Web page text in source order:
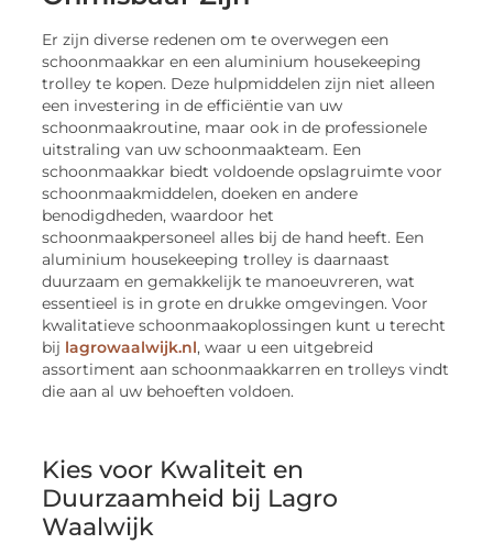
Er zijn diverse redenen om te overwegen een
schoonmaakkar en een aluminium housekeeping
trolley te kopen. Deze hulpmiddelen zijn niet alleen
een investering in de efficiëntie van uw
schoonmaakroutine, maar ook in de professionele
uitstraling van uw schoonmaakteam. Een
schoonmaakkar biedt voldoende opslagruimte voor
schoonmaakmiddelen, doeken en andere
benodigdheden, waardoor het
schoonmaakpersoneel alles bij de hand heeft. Een
aluminium housekeeping trolley is daarnaast
duurzaam en gemakkelijk te manoeuvreren, wat
essentieel is in grote en drukke omgevingen. Voor
kwalitatieve schoonmaakoplossingen kunt u terecht
bij lagrowaalwijk.nl, waar u een uitgebreid
assortiment aan schoonmaakkarren en trolleys vindt
die aan al uw behoeften voldoen.
Kies voor Kwaliteit en
Duurzaamheid bij Lagro
Waalwijk